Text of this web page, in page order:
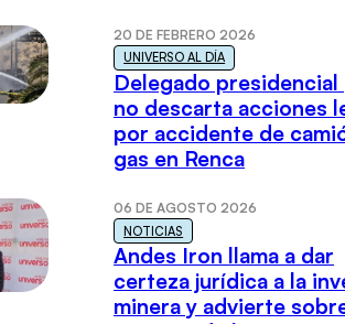
20 DE FEBRERO 2026
UNIVERSO AL DÍA
Delegado presidencial
no descarta acciones
por accidente de
gas en Renca
06 DE AGOSTO 2026
NOTICIAS
Andes Iron llama a dar
certeza jurídica a la
minera y advierte